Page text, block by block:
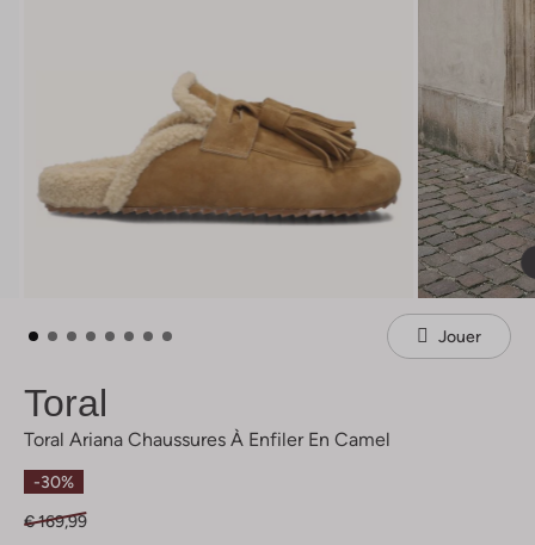
Jouer
Toral
Toral Ariana Chaussures À Enfiler En Camel
-30%
€ 169,99